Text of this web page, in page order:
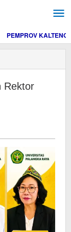
PEMPROV KALTENG
Rektor